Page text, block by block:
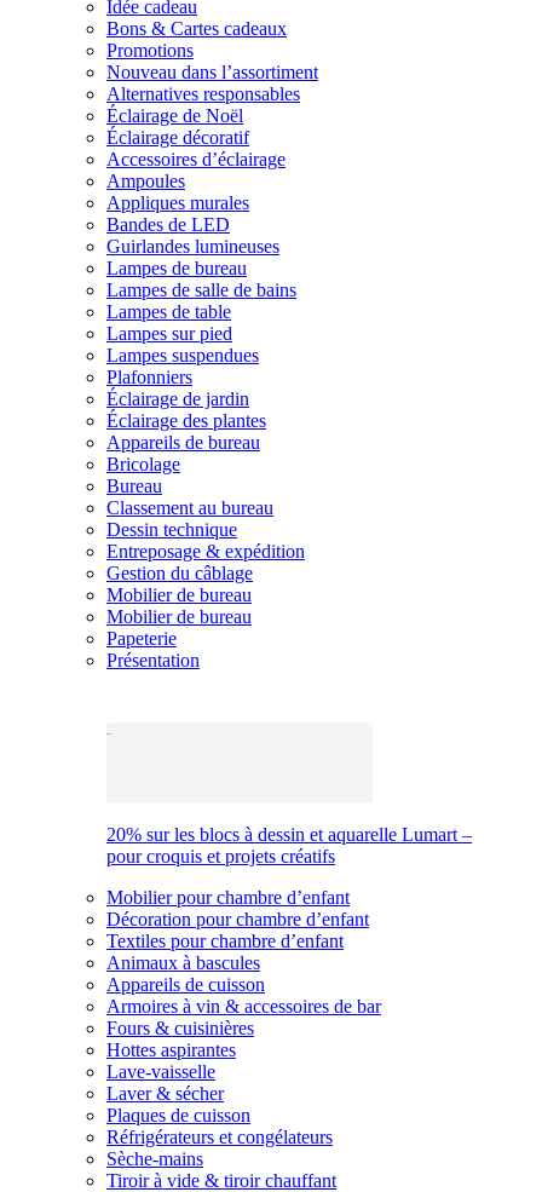
Idée cadeau
Bons & Cartes cadeaux
Promotions
Nouveau dans l’assortiment
Alternatives responsables
Éclairage de Noël
Éclairage décoratif
Accessoires d’éclairage
Ampoules
Appliques murales
Bandes de LED
Guirlandes lumineuses
Lampes de bureau
Lampes de salle de bains
Lampes de table
Lampes sur pied
Lampes suspendues
Plafonniers
Éclairage de jardin
Éclairage des plantes
Appareils de bureau
Bricolage
Bureau
Classement au bureau
Dessin technique
Entreposage & expédition
Gestion du câblage
Mobilier de bureau
Mobilier de bureau
Papeterie
Présentation
20% sur les blocs à dessin et aquarelle Lumart –
pour croquis et projets créatifs
Mobilier pour chambre d’enfant
Décoration pour chambre d’enfant
Textiles pour chambre d’enfant
Animaux à bascules
Appareils de cuisson
Armoires à vin & accessoires de bar
Fours & cuisinières
Hottes aspirantes
Lave-vaisselle
Laver & sécher
Plaques de cuisson
Réfrigérateurs et congélateurs
Sèche-mains
Tiroir à vide & tiroir chauffant